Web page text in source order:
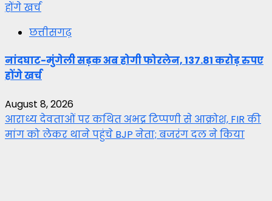
होंगे खर्च
छत्तीसगढ़
नांदघाट-मुंगेली सड़क अब होगी फोरलेन, 137.81 करोड़ रुपए
होंगे खर्च
August 8, 2026
आराध्य देवताओं पर कथित अभद्र टिप्पणी से आक्रोश, FIR की
मांग को लेकर थाने पहुंचे BJP नेता; बजरंग दल ने किया